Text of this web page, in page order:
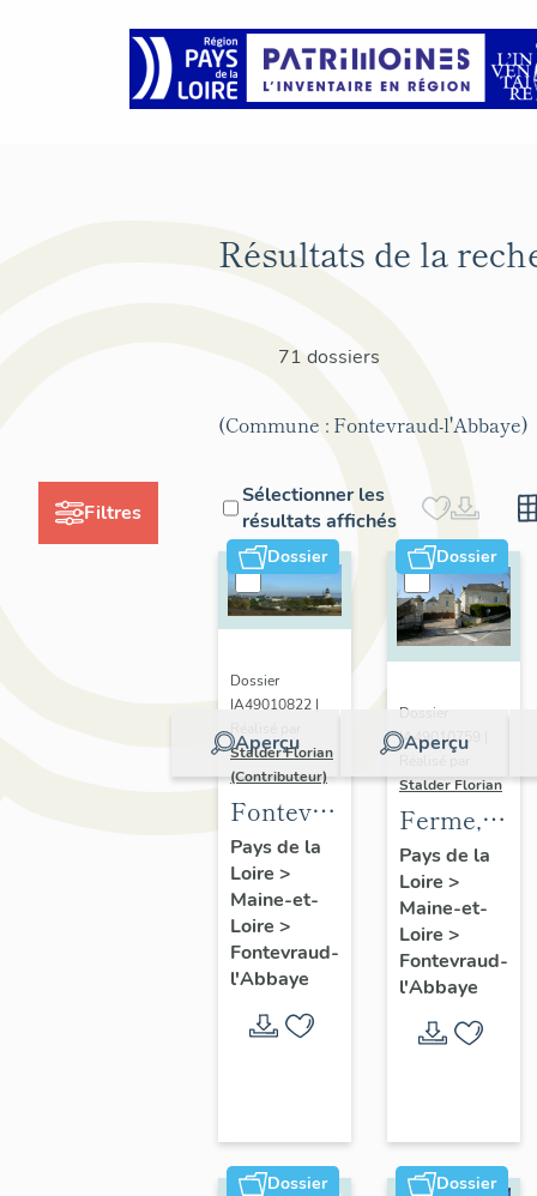
Filtres
Résultats de la
71 dossiers
(Commune : Fontevraud-l'Abbaye)
Sélectionner les
résultats affichés
Dossier
Aperçu
Dossier
IA49010822 |
Stalder Florian
(Contributeur)
Fontevraud-
l'Abbaye :
présentation
de la
commune
Pays de la
Loire >
Maine-et-
Loire >
Fontevraud-
l'Abbaye
Dossier
Aperçu
Dossier
IA49010759 |
Stalder Florian
Ferme,
maisons,
1 rue des
Coteaux,
30 rue de
Socraie,
Pays de la
Loire >
Maine-et-
Loire >
Fontevraud-
l'Abbaye
Dossier Dossier